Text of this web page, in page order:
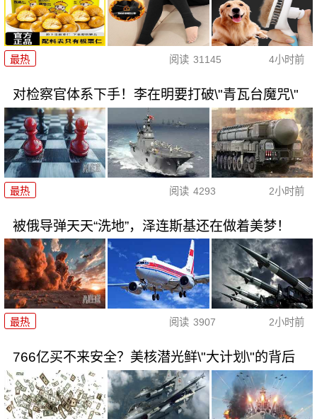
最热 阅读 31145 4小时前
对检察官体系下手！李在明要打破\"青瓦台魔咒\"
最热 阅读 4293 2小时前
被俄导弹天天“洗地”，泽连斯基还在做着美梦！
最热 阅读 3907 2小时前
766亿买不来安全？美核潜光鲜\"大计划\"的背后